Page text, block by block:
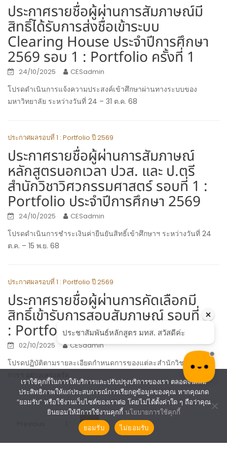
ประกาศรายชื่อผู้ผ่านการสัมภาษณ์มี
สิทธิ์ได้รับการส่งชื่อเข้าระบบ
Clearing House ประจำปีการศึกษา
2569 รอบ 1 : Portfolio ครั้งที่ 1
24/10/2025 CESadmin
โปรดดำเนินการแจ้งความประสงค์เข้าศึกษาผ่านทางระบบของ
มหาวิทยาลัย ระหว่างวันที่ 24 – 31 ต.ค. 68
ประกาศผลรอบที่ 1 : Portfolio ปี 2569
ประกาศรายชื่อผู้ผ่านการสัมภาษณ์
หลักสูตรนอกเวลา ปวส. และ ป.ตรี
สำนักวิชาวิศวกรรมศาสตร์ รอบที่ 1 :
Portfolio ประจำปีการศึกษา 2569
24/10/2025 CESadmin
โปรดดำเนินการชำระเงินค่ายืนยันสิทธิ์เข้าศึกษาฯ ระหว่างวันที่ 24
ต.ค. – 15 พ.ย. 68
ประกาศผลรอบที่ 1 : Portfolio ปี 2569
ประกาศรายชื่อผู้ผ่านการคัดเลือกมี
สิทธิ์เข้ารับการสอบสัมภาษณ์ รอบที่ 1
: Portfolio ประจำปีการศึกษา 2569
02/10/2025 CESadmin
โปรดปฏิบัติตามรายละเอียดกำหนดการของแต่ละสำนักวิชา/โครง
การฯ อย่างเคร่งครัด
pagination
2
เราใช้คุกกี้ในการให้บริการและปรับปรุงบริการของเรา ตลอดจนเพิ่ม
ประสิทธิภาพให้แก่ประสบการณ์การเรียกดูข้อมูลของคุณ หากคุณกด
“ยอมรับ” หรือใช้งานเว็บไซต์ของเราต่อ โดยไม่ได้ตั้งค่าใด ๆ ถือว่าคุณ
ยินยอมให้มีการใช้งานคุกกี้ นโยบายการใช้คุกกี้
ยอมรับ
ไม่ยอมรับ